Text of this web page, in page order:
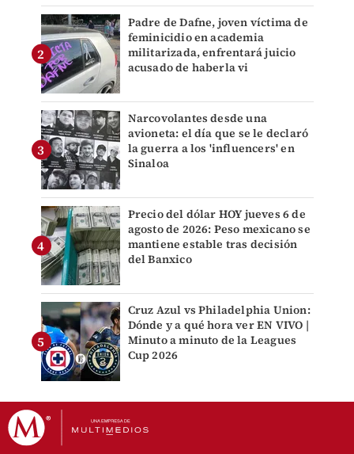
Padre de Dafne, joven víctima de
feminicidio en academia
militarizada, enfrentará juicio
acusado de haberla vi
Narcovolantes desde una
avioneta: el día que se le declaró
la guerra a los 'influencers' en
Sinaloa
Precio del dólar HOY jueves 6 de
agosto de 2026: Peso mexicano se
mantiene estable tras decisión
del Banxico
Cruz Azul vs Philadelphia Union:
Dónde y a qué hora ver EN VIVO |
Minuto a minuto de la Leagues
Cup 2026